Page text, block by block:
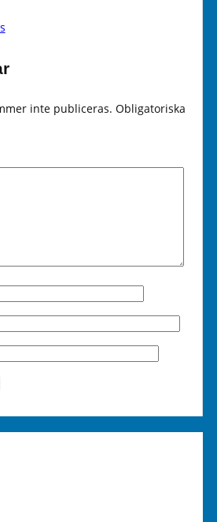
inte publiceras. Obligatoriska